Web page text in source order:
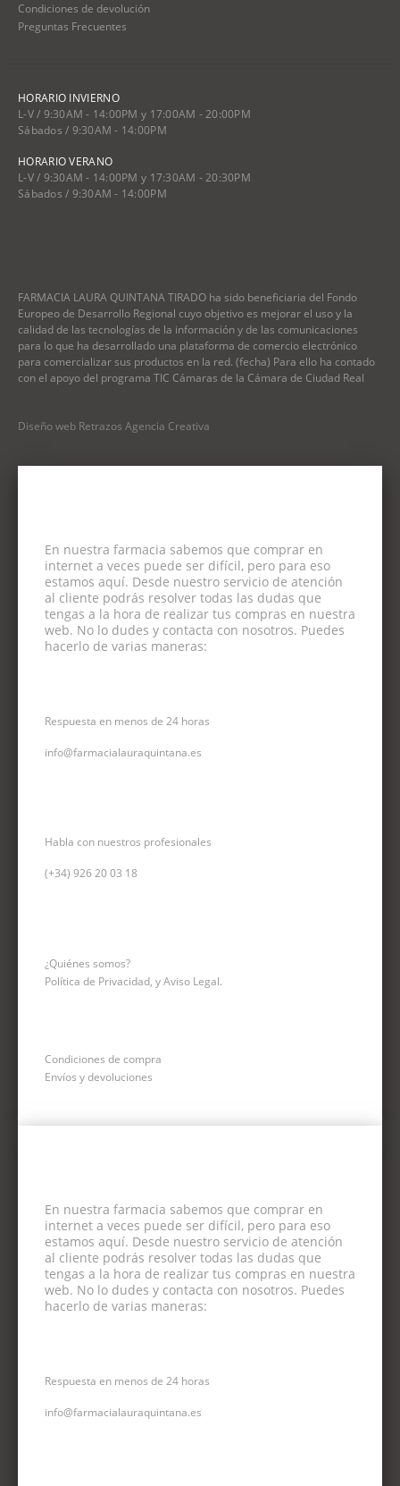
Condiciones de devolución
Preguntas Frecuentes
HORARIO INVIERNO
L-V / 9:30AM - 14:00PM y 17:00AM - 20:00PM
Sábados / 9:30AM - 14:00PM
HORARIO VERANO
L-V / 9:30AM - 14:00PM y 17:30AM - 20:30PM
Sábados / 9:30AM - 14:00PM
FARMACIA LAURA QUINTANA TIRADO ha sido beneficiaria del Fondo
Europeo de Desarrollo Regional cuyo objetivo es mejorar el uso y la
calidad de las tecnologías de la información y de las comunicaciones
para lo que ha desarrollado una plataforma de comercio electrónico
para comercializar sus productos en la red. (fecha) Para ello ha contado
con el apoyo del programa TIC Cámaras de la Cámara de Ciudad Real
Diseño web Retrazos Agencia Creativa
En nuestra farmacia sabemos que comprar en
internet a veces puede ser difícil, pero para eso
estamos aquí. Desde nuestro servicio de atención
al cliente podrás resolver todas las dudas que
tengas a la hora de realizar tus compras en nuestra
web. No lo dudes y contacta con nosotros. Puedes
hacerlo de varias maneras:
Respuesta en menos de 24 horas
info@farmacialauraquintana.es
Habla con nuestros profesionales
(+34) 926 20 03 18
¿Quiénes somos?
Política de Privacidad, y Aviso Legal.
Condiciones de compra
Envíos y devoluciones
En nuestra farmacia sabemos que comprar en
internet a veces puede ser difícil, pero para eso
estamos aquí. Desde nuestro servicio de atención
al cliente podrás resolver todas las dudas que
tengas a la hora de realizar tus compras en nuestra
web. No lo dudes y contacta con nosotros. Puedes
hacerlo de varias maneras:
Respuesta en menos de 24 horas
info@farmacialauraquintana.es